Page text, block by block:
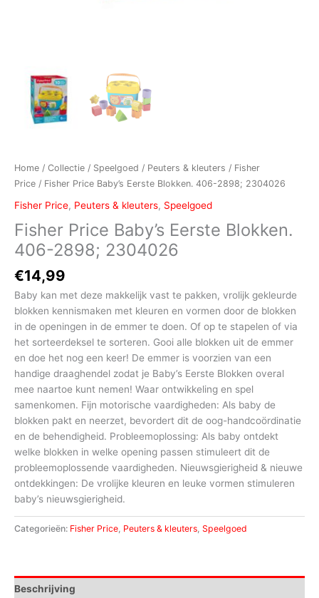
Home / Collectie / Speelgoed / Peuters & kleuters / Fisher
Price / Fisher Price Baby’s Eerste Blokken. 406-2898; 2304026
Fisher Price, Peuters & kleuters, Speelgoed
Fisher Price Baby’s Eerste Blokken.
406-2898; 2304026
€14,99
Baby kan met deze makkelijk vast te pakken, vrolijk gekleurde
blokken kennismaken met kleuren en vormen door de blokken
in de openingen in de emmer te doen. Of op te stapelen of via
het sorteerdeksel te sorteren. Gooi alle blokken uit de emmer
en doe het nog een keer! De emmer is voorzien van een
handige draaghendel zodat je Baby’s Eerste Blokken overal
mee naartoe kunt nemen! Waar ontwikkeling en spel
samenkomen. Fijn motorische vaardigheden: Als baby de
blokken pakt en neerzet, bevordert dit de oog-handcoördinatie
en de behendigheid. Probleemoplossing: Als baby ontdekt
welke blokken in welke opening passen stimuleert dit de
probleemoplossende vaardigheden. Nieuwsgierigheid & nieuwe
ontdekkingen: De vrolijke kleuren en leuke vormen stimuleren
baby’s nieuwsgierigheid.
Categorieën: Fisher Price, Peuters & kleuters, Speelgoed
Beschrijving